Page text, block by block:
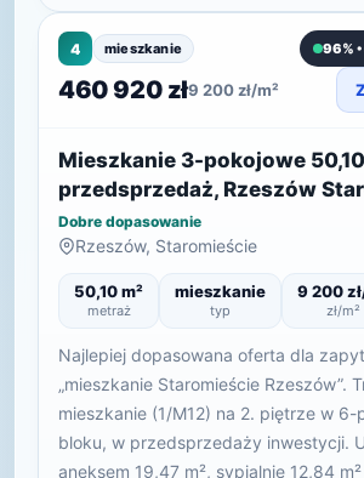
4 mieszkanie 96%
460 920 zł9 200 zł/m²
Mieszkanie 3-pokojowe 50,10
przedsprzedaż, Rzeszów
Dobre dopasowanie
Rzeszów, Staromieście
50,10 m²
metraż
mieszkanie
typ
9 200
zł/m²
Najlepiej dopasowana oferta dla
„mieszkanie Staromieście Rzeszów”.
mieszkanie (1/M12) na 2. piętrze w 6-
bloku, w przedsprzedaży inwestycji.
aneksem 19,47 m², sypialnie 12,84